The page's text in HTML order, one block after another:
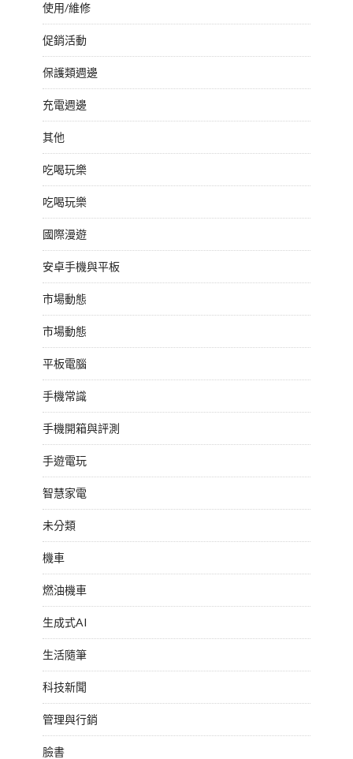
使用/維修
促銷活動
保護類週邊
充電週邊
其他
吃喝玩樂
吃喝玩樂
國際漫遊
安卓手機與平板
市場動態
市場動態
平板電腦
手機常識
手機開箱與評測
手遊電玩
智慧家電
未分類
機車
燃油機車
生成式AI
生活隨筆
科技新聞
管理與行銷
臉書